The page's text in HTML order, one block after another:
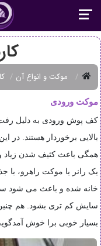
موکت و انواع آن
موکت ورودی
کف پوش ورودی به دلیل رفت
بالایی برخوردار هستند. در
همگی باعث کثیف شدن
یک رانر یا موکت راهرو، با
خانه شده و باعث می شود
سایش کم تری بشود. هم
بسیار خوبی برا خوش